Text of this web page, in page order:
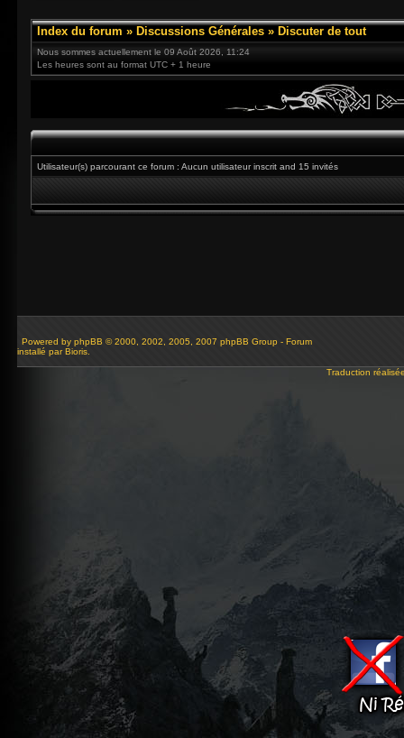
Index du forum » Discussions Générales » Discuter de tout
Nous sommes actuellement le 09 Août 2026, 11:24
Les heures sont au format UTC + 1 heure
Utilisateur(s) parcourant ce forum : Aucun utilisateur inscrit and 15 invités
Powered by phpBB © 2000, 2002, 2005, 2007 phpBB Group - Forum
installé par Bioris.
Traduction